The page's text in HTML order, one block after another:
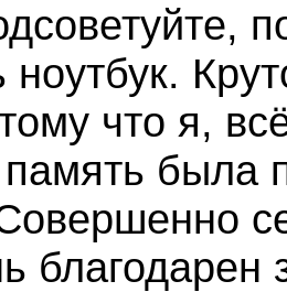
ноутбук.
что я,
была
благодарен